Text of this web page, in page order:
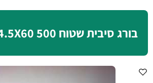
בורג סיבית שטוח FGV 4.5X60 500 בורג